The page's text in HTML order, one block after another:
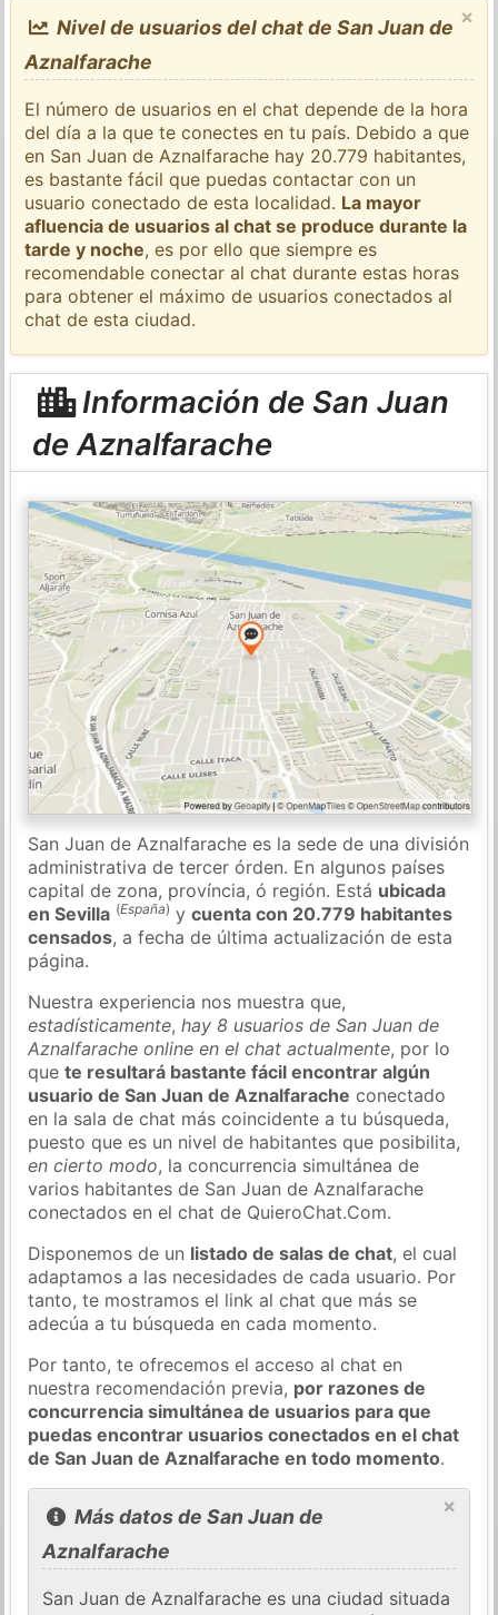
×
Nivel de usuarios del chat de San Juan de
Aznalfarache
El número de usuarios en el chat depende de la hora
del día a la que te conectes en tu país. Debido a que
en San Juan de Aznalfarache hay 20.779 habitantes,
es bastante fácil que puedas contactar con un
usuario conectado de esta localidad. La mayor
afluencia de usuarios al chat se produce durante la
tarde y noche, es por ello que siempre es
recomendable conectar al chat durante estas horas
para obtener el máximo de usuarios conectados al
chat de esta ciudad.
Información de San Juan
de Aznalfarache
San Juan de Aznalfarache es la sede de una división
administrativa de tercer órden. En algunos países
capital de zona, província, ó región. Está ubicada
en Sevilla (España) ycuenta con 20.779 habitantes
censados, a fecha de última actualización de esta
página.
Nuestra experiencia nos muestra que,
estadísticamente,hay 8 usuarios de San Juan de
Aznalfarache online en el chat actualmente, por lo
quete resultará bastante fácil encontrar algún
usuario de San Juan de Aznalfarache conectado
en la sala de chat más coincidente a tu búsqueda,
puesto que es un nivel de habitantes que posibilita,
en cierto modo, la concurrencia simultánea de
varios habitantes de San Juan de Aznalfarache
conectados en el chat de QuieroChat.Com.
Disponemos de un listado de salas de chat, el cual
adaptamos a las necesidades de cada usuario. Por
tanto, te mostramos el link al chat que más se
adecúa a tu búsqueda en cada momento.
Por tanto, te ofrecemos el acceso al chat en
nuestra recomendación previa, por razones de
concurrencia simultánea de usuarios para que
puedas encontrar usuarios conectados en el chat
de San Juan de Aznalfarache en todo momento.
×
Más datos de San Juan de
Aznalfarache
San Juan de Aznalfarache es una ciudad situada